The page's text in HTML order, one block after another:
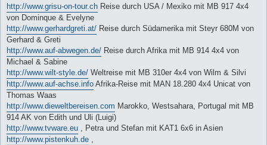
i
t
r
a
g
http://www.grisu-on-tour.ch Reise durch USA / Mexiko mit MB 917 4x4
von Dominque & Evelyne
http://www.gerhardgreti.at/ Reise durch Südamerika mit Steyr 680M von
Gerhard & Greti
http://www.auf-abwegen.de/ Reise durch Afrika mit MB 914 4x4 von
Michael & Sabine
http://www.wilt-style.de/ Weltreise mit MB 310er 4x4 von Wilm & Silvi
http://www.auf-achse.info Afrika-Reise mit MAN 18.280 4x4 Unicat von
Thomas Waas
http://www.dieweltbereisen.com Marokko, Westsahara, Portugal mit MB
914 AK von Edith und Uli (Luigi)
http://www.tvware.eu , Petra und Stefan mit KAT1 6x6 in Asien
http://www.pistenkuh.de